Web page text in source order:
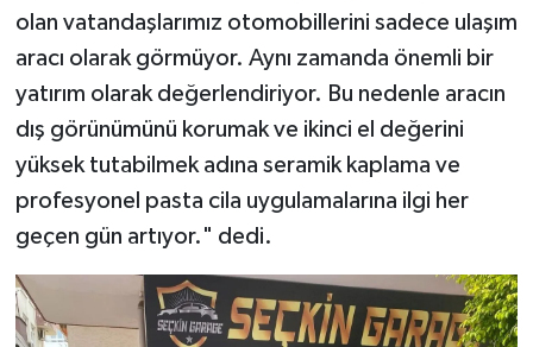
olan vatandaşlarımız otomobillerini sadece ulaşım
aracı olarak görmüyor. Aynı zamanda önemli bir
yatırım olarak değerlendiriyor. Bu nedenle aracın
dış görünümünü korumak ve ikinci el değerini
yüksek tutabilmek adına seramik kaplama ve
profesyonel pasta cila uygulamalarına ilgi her
geçen gün artıyor." dedi.